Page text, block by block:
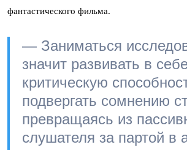
фантастического фильма.
— Заниматься
значит развивать в
критическую
подвергать сомнению
превращаясь из
слушателя за партой в